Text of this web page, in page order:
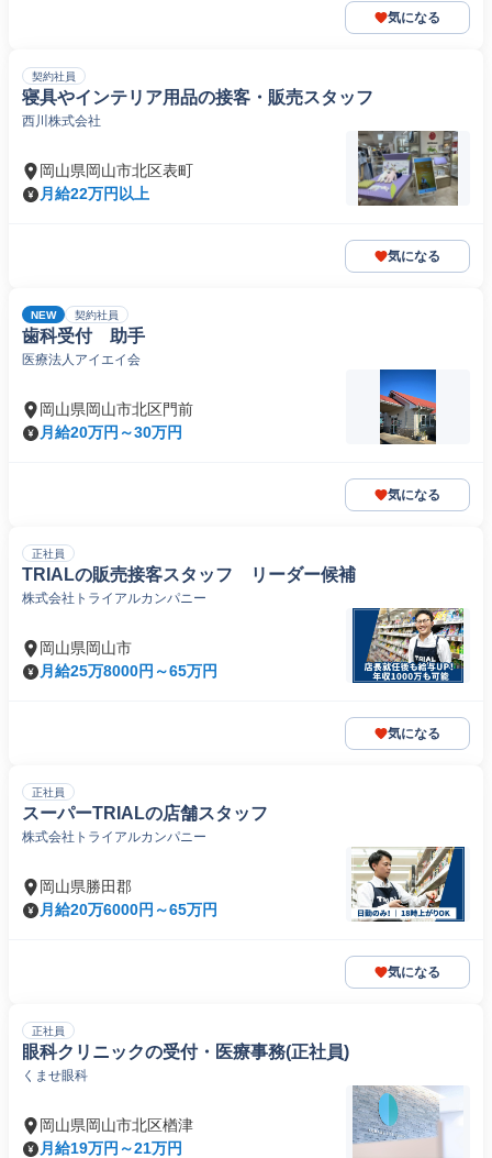
気になる
契約社員
寝具やインテリア用品の接客・販売スタッフ
西川株式会社
岡山県岡山市北区表町
月給22万円以上
気になる
NEW 契約社員
歯科受付 助手
医療法人アイエイ会
岡山県岡山市北区門前
月給20万円～30万円
気になる
正社員
TRIALの販売接客スタッフ リーダー候補
株式会社トライアルカンパニー
岡山県岡山市
月給25万8000円～65万円
気になる
正社員
スーパーTRIALの店舗スタッフ
株式会社トライアルカンパニー
岡山県勝田郡
月給20万6000円～65万円
気になる
正社員
眼科クリニックの受付・医療事務(正社員)
くませ眼科
岡山県岡山市北区楢津
月給19万円～21万円